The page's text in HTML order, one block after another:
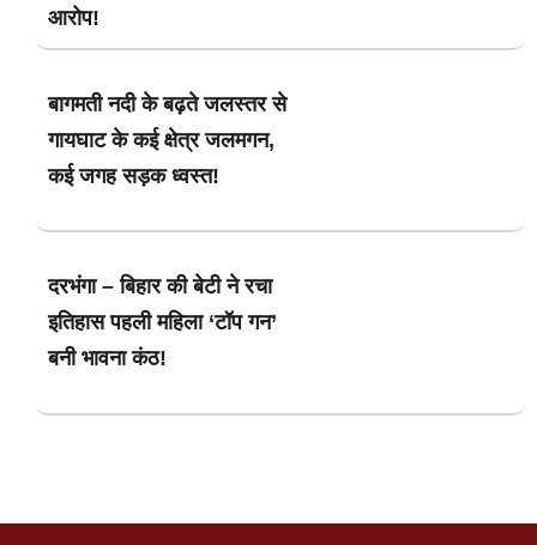
आरोप!
बागमती नदी के बढ़ते जलस्तर से
गायघाट के कई क्षेत्र जलमगन,
कई जगह सड़क ध्वस्त!
दरभंगा – बिहार की बेटी ने रचा
इतिहास पहली महिला ‘टॉप गन’
बनी भावना कंठ!